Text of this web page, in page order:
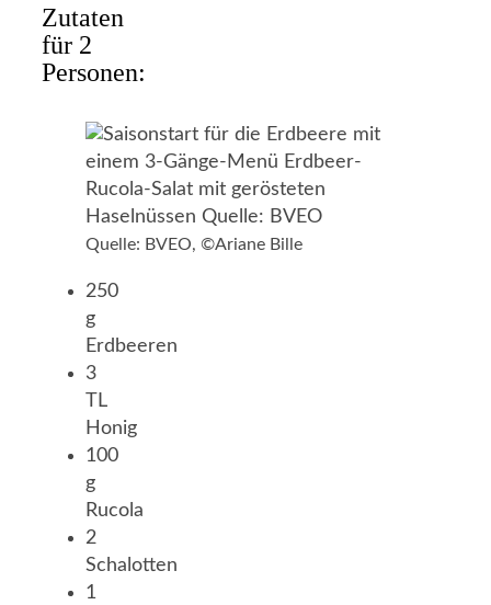
Zutaten
für 2
Personen:
Quelle: BVEO, ©Ariane Bille
250
g
Erdbeeren
3
TL
Honig
100
g
Rucola
2
Schalotten
1